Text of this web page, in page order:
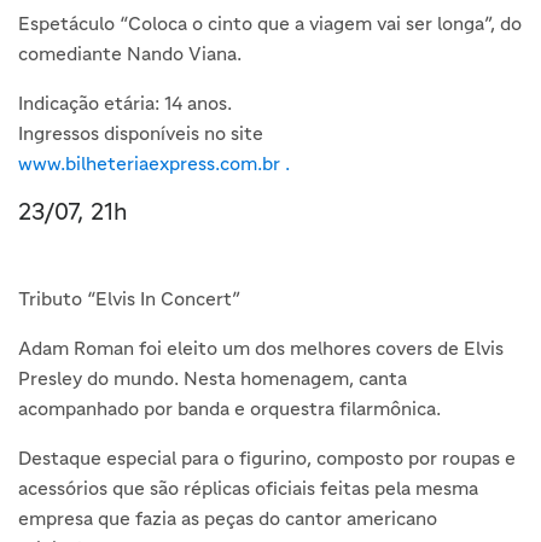
Espetáculo “Coloca o cinto que a viagem vai ser longa”, do
comediante Nando Viana.
Indicação etária: 14 anos.
Ingressos disponíveis no site
www.bilheteriaexpress.com.br .
23/07, 21h
Tributo “Elvis In Concert”
Adam Roman foi eleito um dos melhores covers de Elvis
Presley do mundo. Nesta homenagem, canta
acompanhado por banda e orquestra filarmônica.
Destaque especial para o figurino, composto por roupas e
acessórios que são réplicas oficiais feitas pela mesma
empresa que fazia as peças do cantor americano